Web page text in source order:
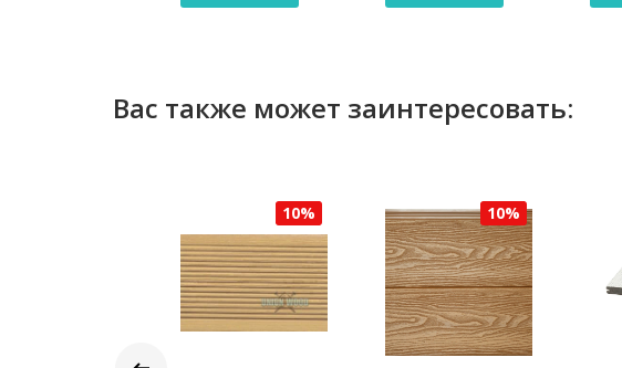
Вас также может заинтересовать:
10% 10%